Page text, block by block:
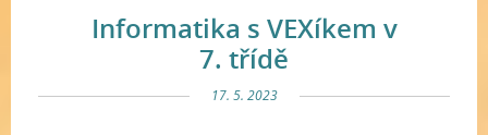
Informatika s VEXíkem v
7. třídě
17. 5. 2023